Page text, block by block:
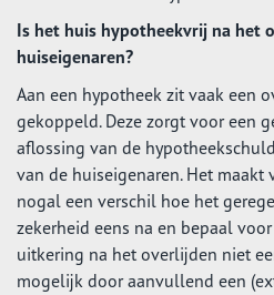
Is het huis hypotheekvrij na het
huiseigenaren?
Aan een hypotheek zit vaak een
gekoppeld. Deze zorgt voor een
aflossing van de
van de huiseigenaren. Het maakt
nogal een verschil hoe het
zekerheid eens na en bepaal
uitkering na het overlijden niet
mogelijk door aanvullend een